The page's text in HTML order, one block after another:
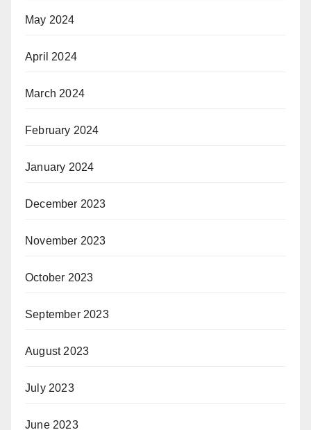
May 2024
April 2024
March 2024
February 2024
January 2024
December 2023
November 2023
October 2023
September 2023
August 2023
July 2023
June 2023